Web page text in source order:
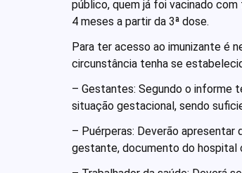
público, quem já foi vacinado
4 meses a partir da 3ª dose.
Para ter acesso ao imunizante é
circunstância tenha se
– Gestantes: Segundo o informe
situação gestacional, sendo
– Puérperas: Deverão
gestante, documento do hospital